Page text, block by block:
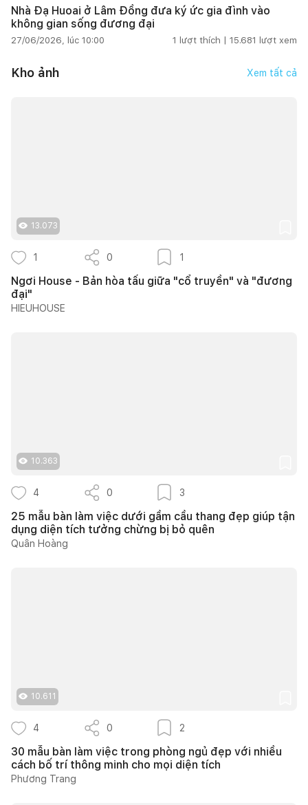
Nhà Đạ Huoai ở Lâm Đồng đưa ký ức gia đình vào
không gian sống đương đại
27/06/2026, lúc 10:00 1 lượt thích | 15.681 lượt xem
Kho ảnh Xem tất cả
13.073
1 0 1
Ngơi House - Bản hòa tấu giữa "cổ truyền" và "đương
đại"
HIEUHOUSE
10.363
4 0 3
25 mẫu bàn làm việc dưới gầm cầu thang đẹp giúp tận
dụng diện tích tưởng chừng bị bỏ quên
Quân Hoàng
10.611
4 0 2
30 mẫu bàn làm việc trong phòng ngủ đẹp với nhiều
cách bố trí thông minh cho mọi diện tích
Phương Trang